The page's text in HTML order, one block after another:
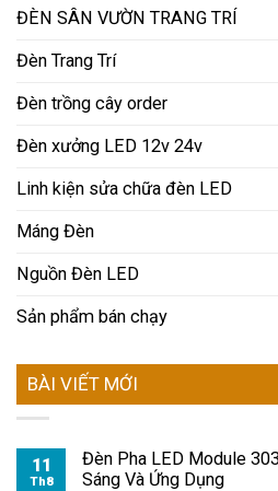
ĐÈN SÂN VƯỜN TRANG TRÍ
Đèn Trang Trí
Đèn trồng cây order
Đèn xưởng LED 12v 24v
Linh kiện sửa chữa đèn LED
Máng Đèn
Nguồn Đèn LED
Sản phẩm bán chạy
BÀI VIẾT MỚI
11
Th8
Đèn Pha LED Module
Sáng Và Ứng Dụng